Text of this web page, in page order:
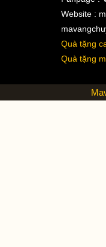
Website :
Quà tặng
Quà tặng